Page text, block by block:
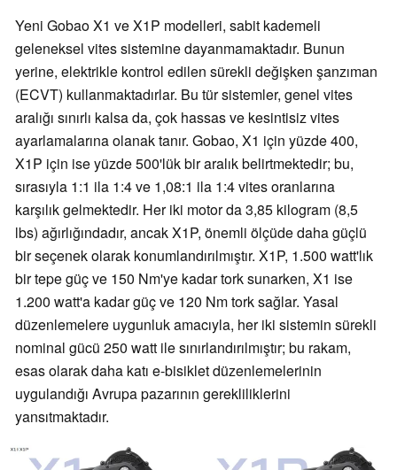
Yeni Gobao X1 ve X1P modelleri, sabit kademeli
geleneksel vites sistemine dayanmamaktadır. Bunun
yerine, elektrikle kontrol edilen sürekli değişken şanzıman
(ECVT) kullanmaktadırlar. Bu tür sistemler, genel vites
aralığı sınırlı kalsa da, çok hassas ve kesintisiz vites
ayarlamalarına olanak tanır. Gobao, X1 için yüzde 400,
X1P için ise yüzde 500'lük bir aralık belirtmektedir; bu,
sırasıyla 1:1 ila 1:4 ve 1,08:1 ila 1:4 vites oranlarına
karşılık gelmektedir. Her iki motor da 3,85 kilogram (8,5
lbs) ağırlığındadır, ancak X1P, önemli ölçüde daha güçlü
bir seçenek olarak konumlandırılmıştır. X1P, 1.500 watt'lık
bir tepe güç ve 150 Nm'ye kadar tork sunarken, X1 ise
1.200 watt'a kadar güç ve 120 Nm tork sağlar. Yasal
düzenlemelere uygunluk amacıyla, her iki sistemin sürekli
nominal gücü 250 watt ile sınırlandırılmıştır; bu rakam,
esas olarak daha katı e-bisiklet düzenlemelerinin
uygulandığı Avrupa pazarının gerekliliklerini
yansıtmaktadır.